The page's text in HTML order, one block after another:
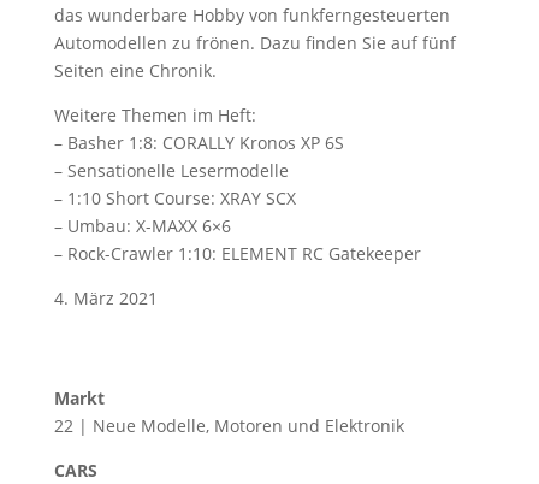
das wunderbare Hobby von funkferngesteuerten
Automodellen zu frönen. Dazu finden Sie auf fünf
Seiten eine Chronik.
Weitere Themen im Heft:
– Basher 1:8: CORALLY Kronos XP 6S
– Sensationelle Lesermodelle
– 1:10 Short Course: XRAY SCX
– Umbau: X-MAXX 6×6
– Rock-Crawler 1:10: ELEMENT RC Gatekeeper
4. März 2021
Markt
22 | Neue Modelle, Motoren und Elektronik
CARS